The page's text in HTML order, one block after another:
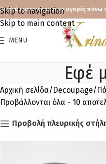
Skip to navigation
Skip to main content
Δωρεάν μεταφορικά με αγορές πάνω
MENU
Εφέ
Αρχική σελίδα Decoupage
Προβάλλονται όλα - 10
Προβολή πλευρικής